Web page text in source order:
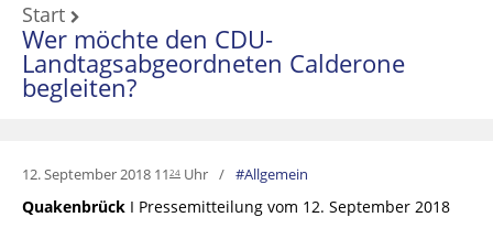
Start
Wer möchte den CDU-
Landtagsabgeordneten Calderone
begleiten?
12. September 2018 11 24 Uhr Allgemein
Quakenbrück I Pressemitteilung vom 12. September 2018